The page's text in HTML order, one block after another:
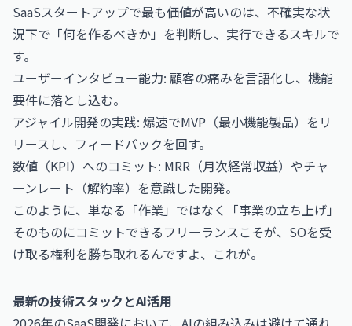
SaaSスタートアップで最も価値が高いのは、不確実な状
況下で「何を作るべきか」を判断し、実行できるスキルで
す。
ユーザーインタビュー能力: 顧客の痛みを言語化し、機能
要件に落とし込む。
アジャイル開発の実践: 爆速でMVP（最小機能製品）をリ
リースし、フィードバックを回す。
数値（KPI）へのコミット: MRR（月次経常収益）やチャ
ーンレート（解約率）を意識した開発。
このように、単なる「作業」ではなく「事業の立ち上げ」
そのものにコミットできるフリーランスこそが、SOを受
け取る権利を勝ち取れるんですよ、これが。
最新の技術スタックとAI活用